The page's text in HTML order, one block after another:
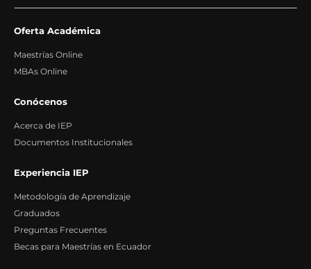
Oferta Académica
Maestrías Online
MBAs Online
Conócenos
Acerca de IEP
Documentos Institucionales
Experiencia IEP
Metodología de Aprendizaje
Graduados
Preguntas Frecuentes
Becas para Maestrías en Ecuador